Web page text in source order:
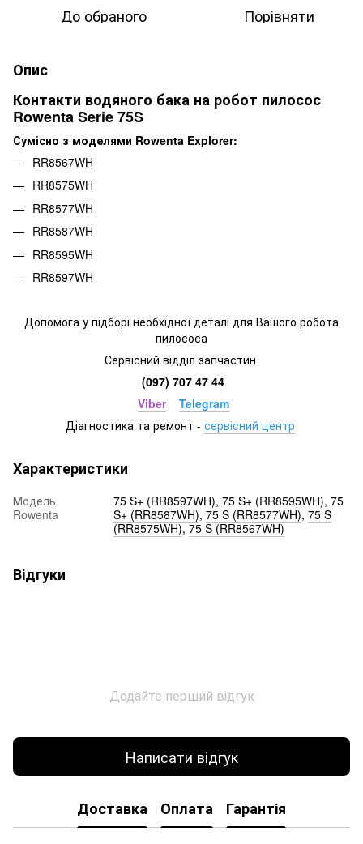
До обраного Порівняти
Опис
Контакти водяного бака на робот пилосос
Rowenta Serie 75S
Сумісно з моделями Rowenta Explorer:
RR8567WH
RR8575WH
RR8577WH
RR8587WH
RR8595WH
RR8597WH
Допомога у підборі необхідної деталі для Вашого робота
пилососа
Сервісний відділ запчастин
(097) 707 47 44
Viber
Telegram
Діагностика та ремонт - сервісний центр
Характеристики
Модель
Rowenta
75 S+ (RR8597WH), 75 S+ (RR8595WH), 75
S+ (RR8587WH),75 S (RR8577WH),75 S
(RR8575WH),75 S (RR8567WH)
Відгуки
Додайте перший відгук
Написати відгук
Доставка Оплата Гарантія